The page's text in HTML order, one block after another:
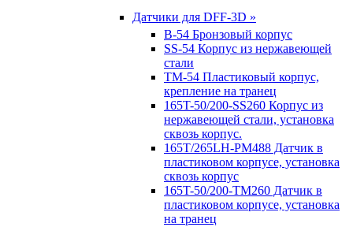
Датчики для DFF-3D »
B-54 Бронзовый корпус
SS-54 Корпус из нержавеющей
стали
TM-54 Пластиковый корпус,
крепление на транец
165T-50/200-SS260 Корпус из
нержавеющей стали, установка
сквозь корпус.
165T/265LH-PM488 Датчик в
пластиковом корпусе, установка
сквозь корпус
165T-50/200-TM260 Датчик в
пластиковом корпусе, установка
на транец